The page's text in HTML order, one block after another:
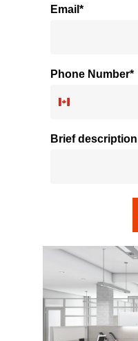
Email*
Phone Number*
Brief